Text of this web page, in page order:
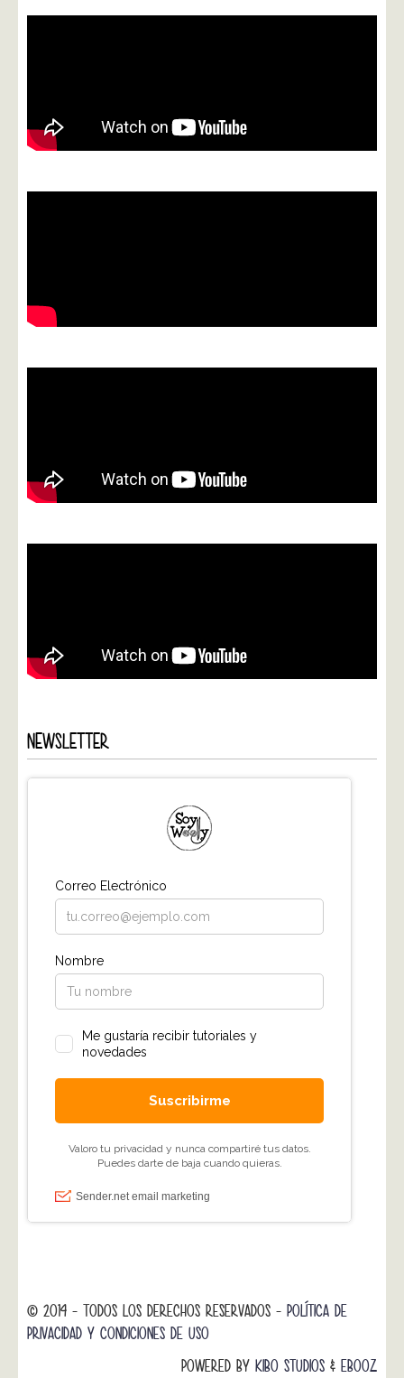
NEWSLETTER
© 2014 - TODOS LOS DERECHOS RESERVADOS - POLÍTICA DE
PRIVACIDAD Y CONDICIONES DE USO
POWERED BY KIBO STUDIOS & EBOOZ